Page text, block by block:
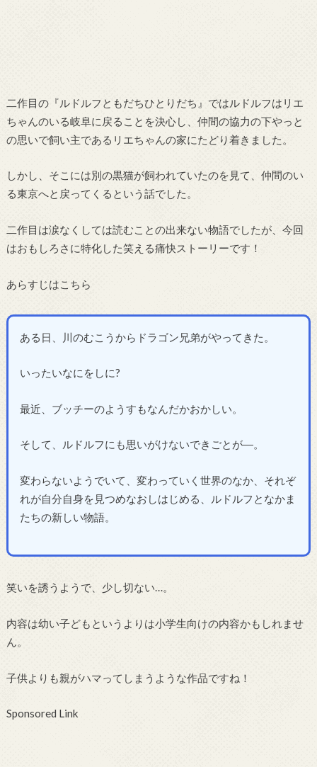
二作目の『ルドルフともだちひとりだち』ではルドルフはリエ
ちゃんのいる岐阜に戻ることを決心し、仲間の協力の下やっと
の思いで飼い主であるリエちゃんの家にたどり着きました。
しかし、そこには別の黒猫が飼われていたのを見て、仲間のい
る東京へと戻ってくるという話でした。
二作目は涙なくしては読むことの出来ない物語でしたが、今回
はおもしろさに特化した笑える痛快ストーリーです！
あらすじはこちら
ある日、川のむこうからドラゴン兄弟がやってきた。
いったいなにをしに?
最近、ブッチーのようすもなんだかおかしい。
そして、ルドルフにも思いがけないできごとが―。
変わらないようでいて、変わっていく世界のなか、それぞ
れが自分自身を見つめなおしはじめる、ルドルフとなかま
たちの新しい物語。
笑いを誘うようで、少し切ない…。
内容は幼い子どもというよりは小学生向けの内容かもしれませ
ん。
子供よりも親がハマってしまうような作品ですね！
Sponsored Link